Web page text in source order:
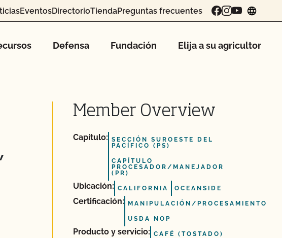
EventosDirectorioTiendaPreguntas frecuentes
Defensa Fundación Elija a su agricultor
Member Overview
Capítulo: SECCIÓN SUROESTE DEL
PACÍFICO (PS)
CAPÍTULO
PROCESADOR/MANEJADOR
(PR)
Ubicación: CALIFORNIA OCEANSIDE
Certificación: MANIPULACIÓN/PROCESAMIENTO
USDA NOP
Producto y servicio: CAFÉ (TOSTADO)